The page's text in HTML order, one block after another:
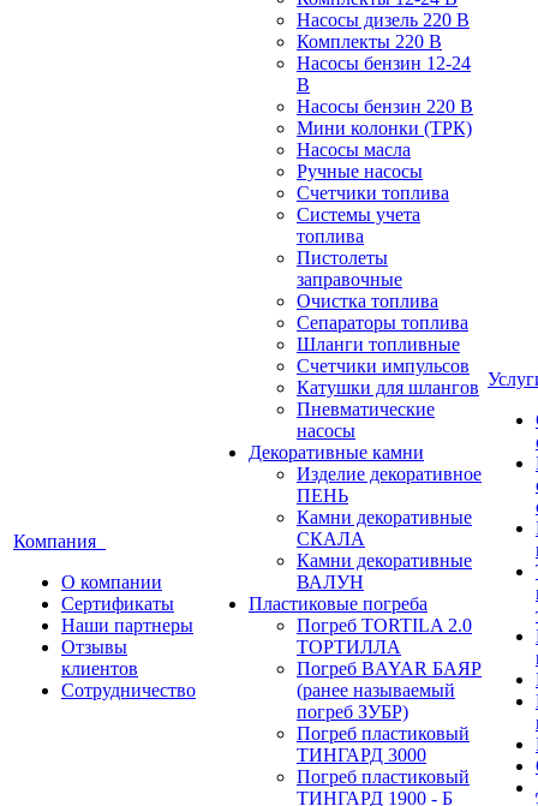
Компания
О компании
Сертификаты
Наши партнеры
Отзывы
клиентов
Сотрудничество
Насосы дизель 220 В
Комплекты 220 В
Насосы бензин 12-24
В
Насосы бензин 220 В
Мини колонки (ТРК)
Насосы масла
Ручные насосы
Счетчики топлива
Системы учета
топлива
Пистолеты
заправочные
Очистка топлива
Сепараторы топлива
Шланги топливные
Счетчики импульсов
Катушки для шлангов
Пневматические
насосы
Декоративные камни
Изделие декоративное
ПЕНЬ
Камни декоративные
СКАЛА
Камни декоративные
ВАЛУН
Пластиковые погреба
Погреб TORTILA 2.0
ТОРТИЛЛА
Погреб BAYAR БАЯР
(ранее называемый
погреб ЗУБР)
Погреб пластиковый
ТИНГАРД 3000
Погреб пластиковый
ТИНГАРД 1900 - Б